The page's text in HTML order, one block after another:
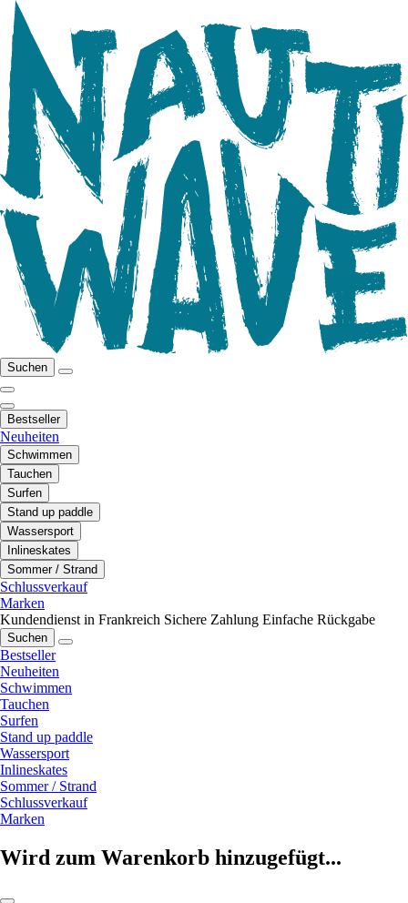
Suchen
Bestseller
Neuheiten
Schwimmen
Tauchen
Surfen
Stand up paddle
Wassersport
Inlineskates
Sommer / Strand
Schlussverkauf
Marken
Kundendienst in Frankreich Sichere Zahlung Einfache Rückgabe
Suchen
Bestseller
Neuheiten
Schwimmen
Tauchen
Surfen
Stand up paddle
Wassersport
Inlineskates
Sommer / Strand
Schlussverkauf
Marken
Wird zum Warenkorb hinzugefügt...